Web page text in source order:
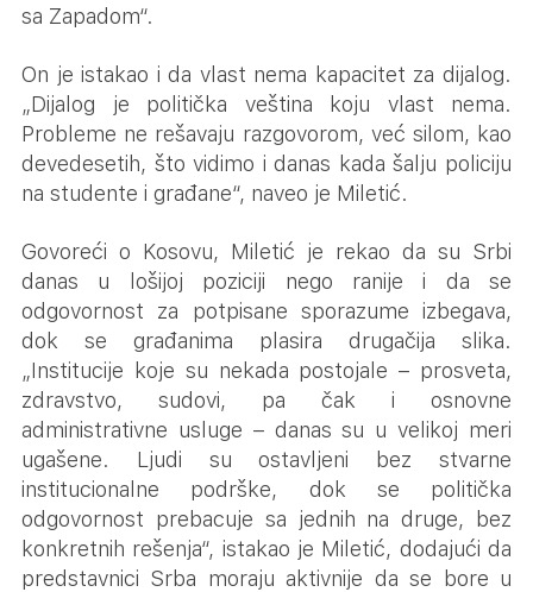
sa Zapadom“.
On je istakao i da vlast nema kapacitet za dijalog.
„Dijalog je politička veština koju vlast nema.
Probleme ne rešavaju razgovorom, već silom, kao
devedesetih, što vidimo i danas kada šalju policiju
na studente i građane“, naveo je Miletić.
Govoreći o Kosovu, Miletić je rekao da su Srbi
danas u lošijoj poziciji nego ranije i da se
odgovornost za potpisane sporazume izbegava,
dok se građanima plasira drugačija slika.
„Institucije koje su nekada postojale – prosveta,
zdravstvo, sudovi, pa čak i osnovne
administrativne usluge – danas su u velikoj meri
ugašene. Ljudi su ostavljeni bez stvarne
institucionalne podrške, dok se politička
odgovornost prebacuje sa jednih na druge, bez
konkretnih rešenja“, istakao je Miletić, dodajući da
predstavnici Srba moraju aktivnije da se bore u